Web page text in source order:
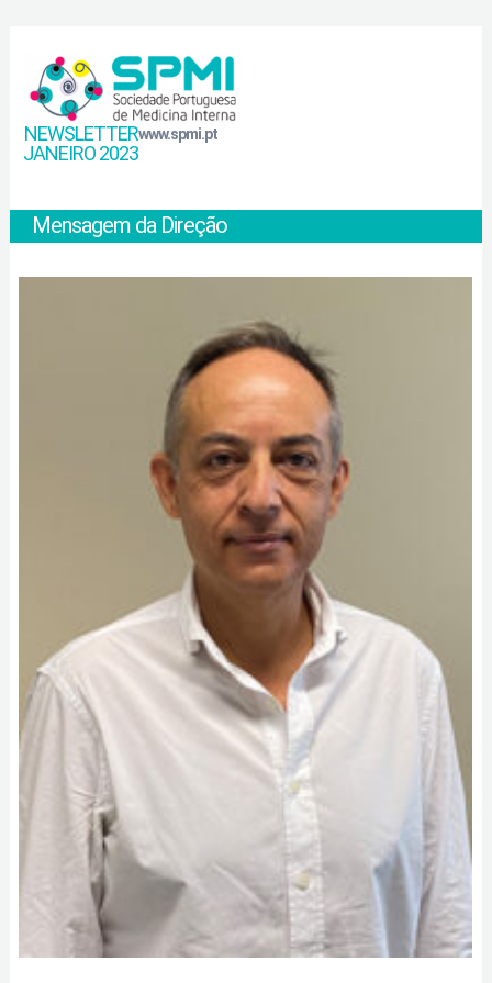
NEWSLETTER
JANEIRO 2023
www.spmi.pt
Mensagem da Direção